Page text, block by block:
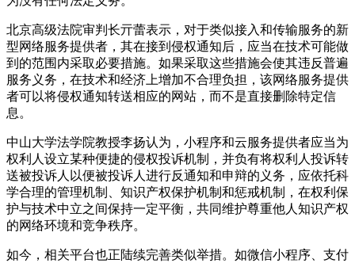
北京高级法院审判长亓蕾表示，对于类似接入和传输服务的新
型网络服务提供者，其在接到侵权通知后，应当在技术可能做
到的范围内采取必要措施。如果采取这些措施会使其违反普遍
服务义务，在技术和经济上增加不合理负担，该网络服务提供
者可以将侵权通知转送相应的网站，而不是直接删除特定信
息。
中山大学法学院教授李扬认为，小程序和云服务提供者应当为
权利人设立某种便捷的侵权投诉机制，并负有将权利人投诉转
送被投诉人以便被投诉人进行反通知和申辩的义务，应依托科
学合理的管理机制、知识产权保护机制和惩戒机制，在权利保
护与技术中立之间保持一定平衡，共同维护尊重他人知识产权
的网络环境和竞争秩序。
如今，相关平台也正陆续完善类似举措。如微信小程序、支付